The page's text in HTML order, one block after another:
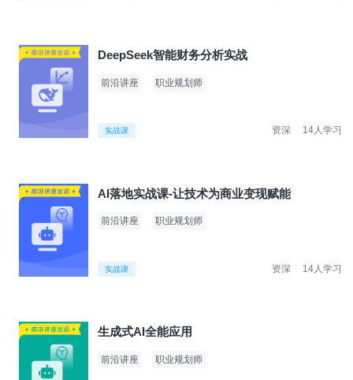
DeepSeek智能财务分析实战
前沿讲座 职业规划师
实战课 14人学习
资深
AI落地实战课-让技术为商业变现赋能
前沿讲座 职业规划师
实战课 14人学习
资深
生成式AI全能应用
前沿讲座 职业规划师